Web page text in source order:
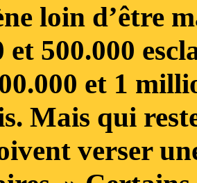
loin d’être
et 500.000
et 1
Mais qui
verser